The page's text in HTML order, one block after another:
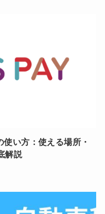
い方：使える場所・
解説